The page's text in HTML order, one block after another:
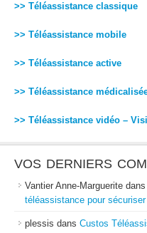
>> Téléassistance classique
>> Téléassistance mobile
>> Téléassistance active
>> Téléassistance
>> Téléassistance vidéo –
VOS DERNIERS
Vantier Anne-Marguerite dans
téléassistance pour
plessis dans Custos